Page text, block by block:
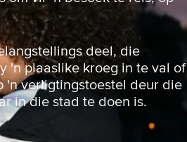
deel, die
'n plaaslike kroeg in te val of
'n verligtingstoestel deur die
in die stad te doen is.